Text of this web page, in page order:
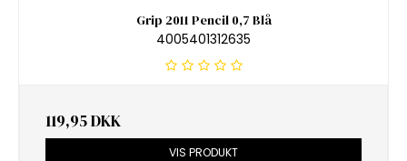
Grip 2011 Pencil 0,7 Blå
4005401312635
119,95 DKK
VIS PRODUKT